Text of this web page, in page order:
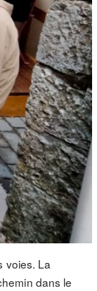
voies. La
dans le